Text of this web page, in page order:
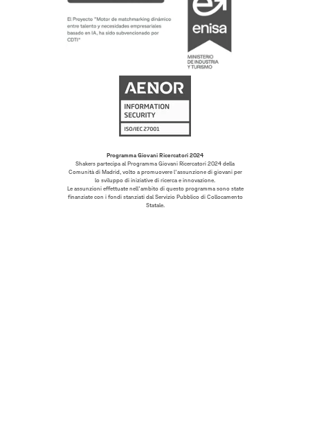
Programma Giovani Ricercatori 2024
Shakers partecipa al Programma Giovani Ricercatori 2024 della
Comunità di Madrid, volto a promuovere l'assunzione di giovani per
lo sviluppo di iniziative di ricerca e innovazione.
Le assunzioni effettuate nell'ambito di questo programma sono state
finanziate con i fondi stanziati dal Servizio Pubblico di Collocamento
Statale.